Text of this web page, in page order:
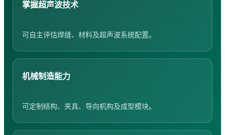
掌握超声波技术
可自主评估焊缝、材料及超声波系统配置。
机械制造能力
可定制结构、夹具、导向机构及成型模块。